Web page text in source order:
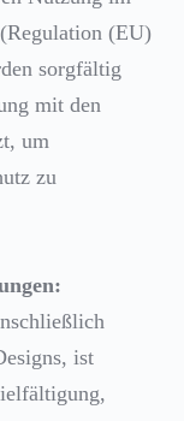
(EU)
sorgfältig
mit den
um
zu
ist